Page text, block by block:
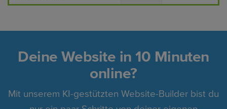
Deine Website in 10 Minuten
online?
Mit unserem KI-gestützten Website-Builder bist du